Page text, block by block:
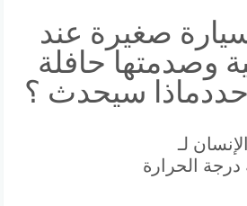
صغيرة عند
وصدمتها حافلة
سيحدث ؟
لـ
درجة الحرارة